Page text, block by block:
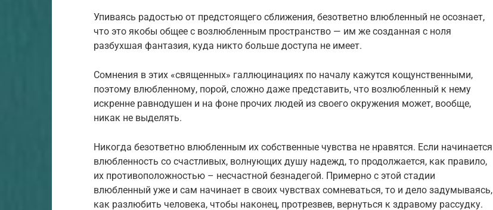
Упиваясь радостью от предстоящего сближения, безответно влюбленный не осознает,
что это якобы общее с возлюбленным пространство — им же созданная с ноля
разбухшая фантазия, куда никто больше доступа не имеет.
Сомнения в этих «священных» галлюцинациях по началу кажутся кощунственными,
поэтому влюбленному, порой, сложно даже представить, что возлюбленный к нему
искренне равнодушен и на фоне прочих людей из своего окружения может, вообще,
никак не выделять.
Никогда безответно влюбленным их собственные чувства не нравятся. Если начинается
влюбленность со счастливых, волнующих душу надежд, то продолжается, как правило,
их противоположностью – несчастной безнадегой. Примерно с этой стадии
влюбленный уже и сам начинает в своих чувствах сомневаться, то и дело задумываясь,
как разлюбить человека, чтобы наконец, протрезвев, вернуться к здравому рассудку.